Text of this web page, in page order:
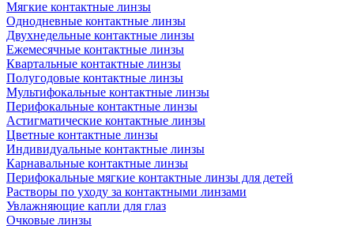
Мягкие контактные линзы
Однодневные контактные линзы
Двухнедельные контактные линзы
Ежемесячные контактные линзы
Квартальные контактные линзы
Полугодовые контактные линзы
Мультифокальные контактные линзы
Перифокальные контактные линзы
Астигматические контактные линзы
Цветные контактные линзы
Индивидуальные контактные линзы
Карнавальные контактные линзы
Перифокальные мягкие контактные линзы для детей
Растворы по уходу за контактными линзами
Увлажняющие капли для глаз
Очковые линзы